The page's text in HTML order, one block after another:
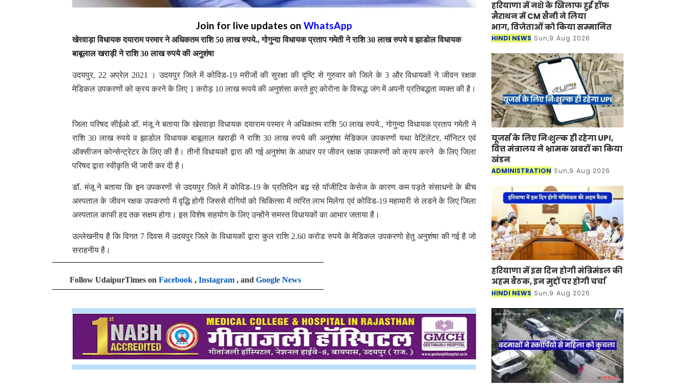
Join for live updates on WhatsApp
खेरवाड़ा विधायक दयाराम परमार ने अधिकतम राशि 50 लाख रुपये., गोगुन्दा विधायक प्रताप गमेती ने राशि 30 लाख रुपये व झाडोल विधायक
बाबूलाल खराड़ी ने राशि 30 लाख रुपये की अनुशंषा
उदयपुर, 22 अप्रेल 2021 । उदयपुर जिले में कोविड-19 मरीजों की सुरक्षा की दृष्टि से गुरुवार को जिले के 3 और विधायकों ने जीवन रक्षक
मेडिकल उपकरणों को क्रय करने के लिए 1 करोड़ 10 लाख रूपये की अनुशंसा करते हुए कोरोना के विरूद्ध जंग में अपनी प्रतिबद्धता व्यक्त की है।
जिला परिषद सीईओ डॉ. मंजू ने बताया कि खेरवाड़ा विधायक दयाराम परमार ने अधिकतम राशि 50 लाख रुपये., गोगुन्दा विधायक प्रताप गमेती ने
राशि 30 लाख रुपये व झाडोल विधायक बाबूलाल खराड़ी ने राशि 30 लाख रुपये की अनुशंषा मेडिकल उपकरणों यथा वेटिंलेटर, मॉनिटर एवं
ऑक्सीजन कोन्सेन्ट्रेटर के लिए की है। तीनों विधायकों द्वारा की गई अनुशंषा के आधार पर जीवन रक्षक उपकरणों को क्रय करने के लिए जिला
परिषद द्वारा स्वीकृति भी जारी कर दी है।
डॉ. मंजू ने बताया कि इन उपकरणों से उदयपुर जिले में कोविड-19 के प्रतिदिन बढ़ रहे पॉजीटिव केसेज के कारण कम पड़ते संसाधनो के बीच
अस्पताल के जीवन रक्षक उपकरणो में वृद्धि होगी जिससे रोगियों को चिकित्सा में त्वरित लाभ मिलेगा एवं कोविड-19 महामारी से लडने के लिए जिला
अस्पताल काफी हद तक सक्षम होगा। इस विशेष सहयोग के लिए उन्होंने समस्त विधायकों का आभार जताया है।
उल्लेखनीय है कि विगत 7 दिवस में उदयपुर जिले के विधायकों द्वारा कुल राशि 2.60 करोड रुपये के मेडिकल उपकरणो हेतु अनुशंषा की गई है जो
सराहनीय है।
Follow UdaipurTimes on Facebook , Instagram , and Google News
हरियाणा में नशे के खिलाफ हुई हॉफ
मैराथन में CM सैनी ने लिया
भाग, विजेताओं को किया सम्मानित
HINDI NEWS Sun,9 Aug 2026
यूजर्स के लिए निःशुल्क ही रहेगा UPI,
वित्त मंत्रालय ने भ्रामक खबरों का किया
खंडन
ADMINISTRATION Sun,9 Aug 2026
हरियाणा में इस दिन होगी मंत्रिमंडल की
अहम बैठक, इन मुद्दों पर होगी चर्चा
HINDI NEWS Sun,9 Aug 2026